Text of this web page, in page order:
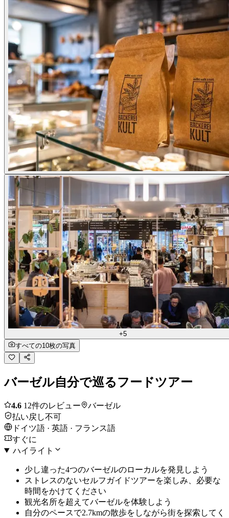
+5
すべての10枚の写真
バーゼル自分で巡るフードツアー
4.6 12件のレビュー
バーゼル
払い戻し不可
ドイツ語 · 英語 · フランス語
すぐに
ハイライト
少し違った4つのバーゼルのローカルを発見しよう
ストレスのないセルフガイドツアーを楽しみ、必要な
時間をかけてください
観光名所を超えてバーゼルを体験しよう
自分のペースで2.7kmの散歩をしながら街を探索してく